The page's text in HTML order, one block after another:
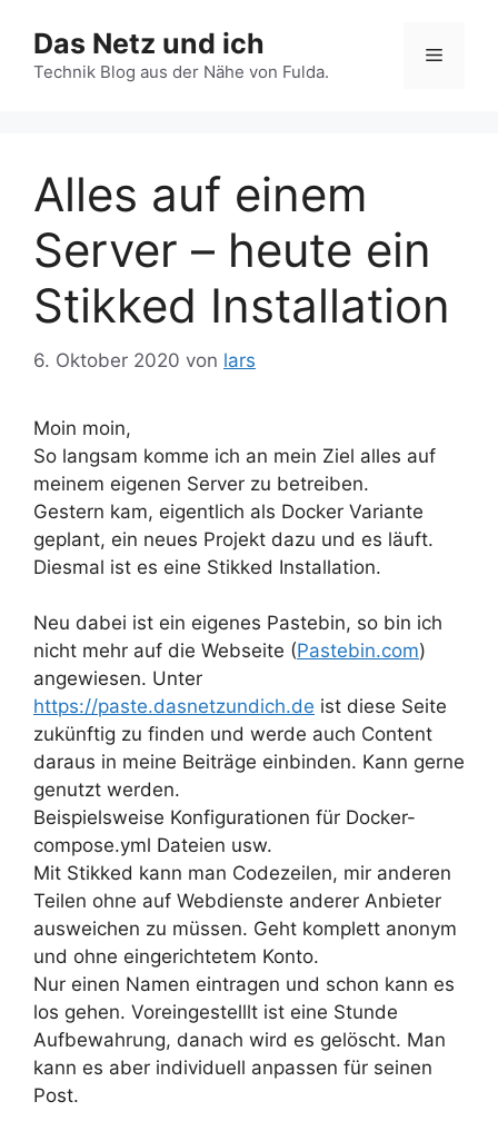
Inhalt
springen
Das Netz und ich
Technik Blog aus der Nähe von Fulda.
Menü
Alles auf einem
Server – heute ein
Stikked Installation
6. Oktober 2020 von lars
Moin moin,
So langsam komme ich an mein Ziel alles auf
meinem eigenen Server zu betreiben.
Gestern kam, eigentlich als Docker Variante
geplant, ein neues Projekt dazu und es läuft.
Diesmal ist es eine Stikked Installation.
Neu dabei ist ein eigenes Pastebin, so bin ich
nicht mehr auf die Webseite (Pastebin.com)
angewiesen. Unter
https://paste.dasnetzundich.de ist diese Seite
zukünftig zu finden und werde auch Content
daraus in meine Beiträge einbinden. Kann gerne
genutzt werden.
Beispielsweise Konfigurationen für Docker-
compose.yml Dateien usw.
Mit Stikked kann man Codezeilen, mir anderen
Teilen ohne auf Webdienste anderer Anbieter
ausweichen zu müssen. Geht komplett anonym
und ohne eingerichtetem Konto.
Nur einen Namen eintragen und schon kann es
los gehen. Voreingestelllt ist eine Stunde
Aufbewahrung, danach wird es gelöscht. Man
kann es aber individuell anpassen für seinen
Post.